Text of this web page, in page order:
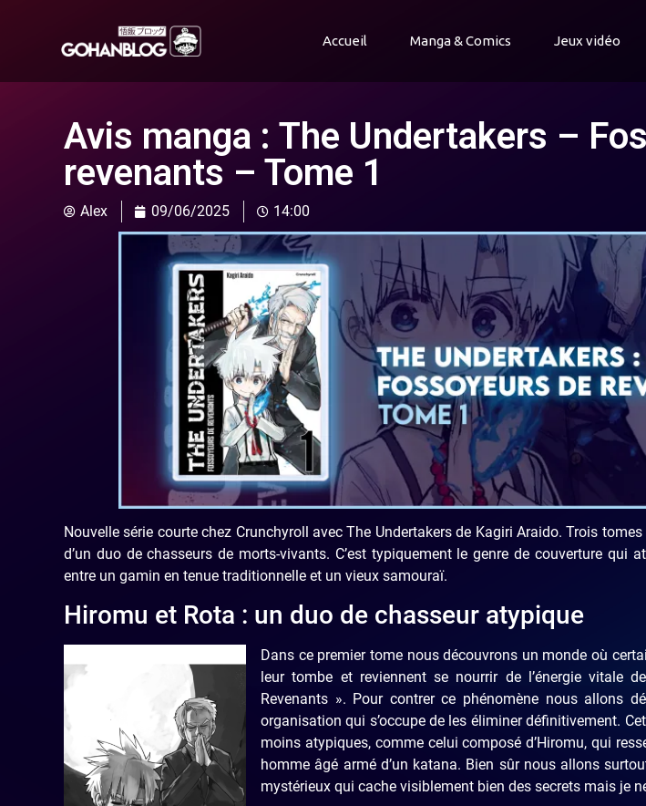
Accueil Manga & Comics Jeux vidéo
Avis manga : The Undertakers –
revenants – Tome 1
Alex 09/06/2025 14:00
Nouvelle série courte chez Crunchyroll avec The Undertakers de Kagiri Araido. Trois
d’un duo de chasseurs de morts-vivants. C’est typiquement le genre de couverture qui
entre un gamin en tenue traditionnelle et un vieux samouraï.
Hiromu et Rota : un duo de chasseur atypique
Dans ce premier tome nous découvrons un monde où
leur tombe et reviennent se nourrir de l’énergie vitale
Revenants ». Pour contrer ce phénomène nous allons
organisation qui s’occupe de les éliminer définitivement.
moins atypiques, comme celui composé d’Hiromu, qui
homme âgé armé d’un katana. Bien sûr nous allons
mystérieux qui cache visiblement bien des secrets mais je